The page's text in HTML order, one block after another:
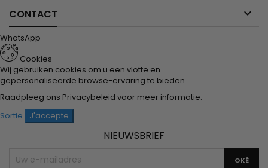
CONTACT 
WhatsApp
Cookies
Wij gebruiken cookies om u een vlotte en
gepersonaliseerde browse-ervaring te bieden.
Raadpleeg ons Privacybeleid voor meer informatie.
Sortie
J'accepte
NIEUWSBRIEF